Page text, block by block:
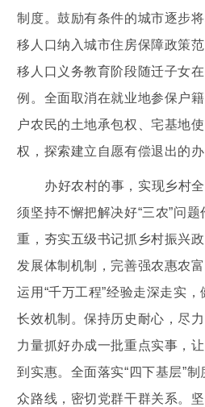
制度。鼓励有条件的城市逐步
移人口纳入城市住房保障政策
移人口义务教育阶段随迁子女
例。全面取消在就业地参保户
户农民的土地承包权、宅基地
权，探索建立自愿有偿退出的办
办好农村的事，实现乡村
须坚持不懈把解决好“三农”问
重，夯实五级书记抓乡村振兴
发展体制机制，完善强农惠农
运用“千万工程”经验走深走实
长效机制。保持历史耐心，尽
力量抓好办成一批重点实事，
到实惠。全面落实“四下基层”
众路线，密切党群干群关系。